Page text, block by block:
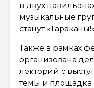
в двух
музыкальные
станут
Также в рамках
организована
лекторий с
темы и площадка